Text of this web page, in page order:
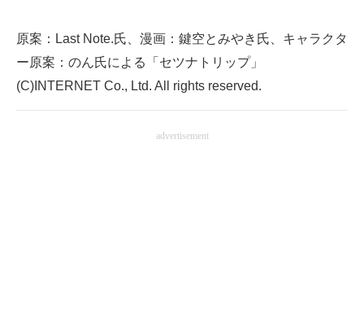
原案：Last Note.氏、漫画：鍵空とみやき氏、キャラクタ
ー原案：のん氏による「セツナトリップ」
(C)INTERNET Co., Ltd. All rights reserved.
advertisement